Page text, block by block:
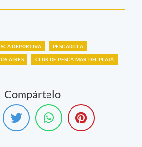
DEPORTIVA PESCADILLA
AIRES CLUB DE PESCA MAR DEL PLATA
Compártelo